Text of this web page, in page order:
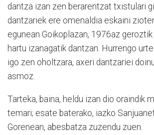
dantza izan zen berarentzat txistulari
dantzariek ere omenaldia eskaini
egunean Goikoplazan, 1976az
hartu izanagatik dantzan. Hurrengo
igo zen oholtzara, axeri dantzariei
asmoz.
Tarteka, baina, heldu izan dio oraindik
temari; esate baterako, iazko
Gorenean, abesbatza zuzendu zuen.